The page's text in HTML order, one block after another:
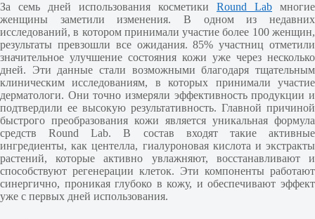
За семь дней использования косметики Round Lab многие
женщины заметили изменения. В одном из недавних
исследований, в котором принимали участие более 100 женщин,
результаты превзошли все ожидания. 85% участниц отметили
значительное улучшение состояния кожи уже через несколько
дней. Эти данные стали возможными благодаря тщательным
клиническим исследованиям, в которых принимали участие
дерматологи. Они точно измеряли эффективность продукции и
подтвердили ее высокую результативность. Главной причиной
быстрого преобразования кожи является уникальная формула
средств Round Lab. В состав входят такие активные
ингредиенты, как центелла, гиалуроновая кислота и экстракты
растений, которые активно увлажняют, восстанавливают и
способствуют регенерации клеток. Эти компоненты работают
синергично, проникая глубоко в кожу, и обеспечивают эффект
уже с первых дней использования.